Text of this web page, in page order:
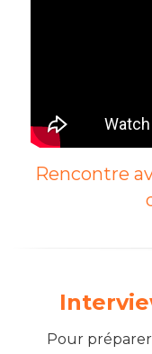
Rencontre
Pour